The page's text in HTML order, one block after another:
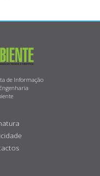
de Informação